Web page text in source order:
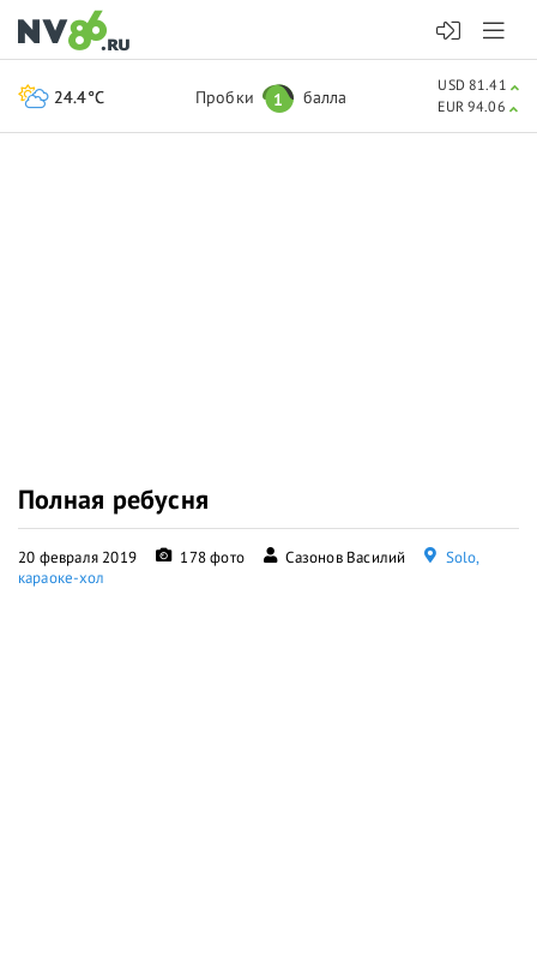
Полная ребусня
20 февраля 2019 178 фото Сазонов Василий
Solo,
караоке-хол
24.4°C Пробки 1 балла
USD 81.41
EUR 94.06